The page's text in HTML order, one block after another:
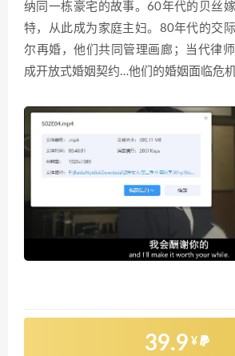
纳同一栋豪宅的故事。60年代的贝丝
特，从此成为家庭主妇。80年代的交
尔再婚，他们共同管理画廊；当代律
成开放式婚姻契约…他们的婚姻面临危
39.9 ¥